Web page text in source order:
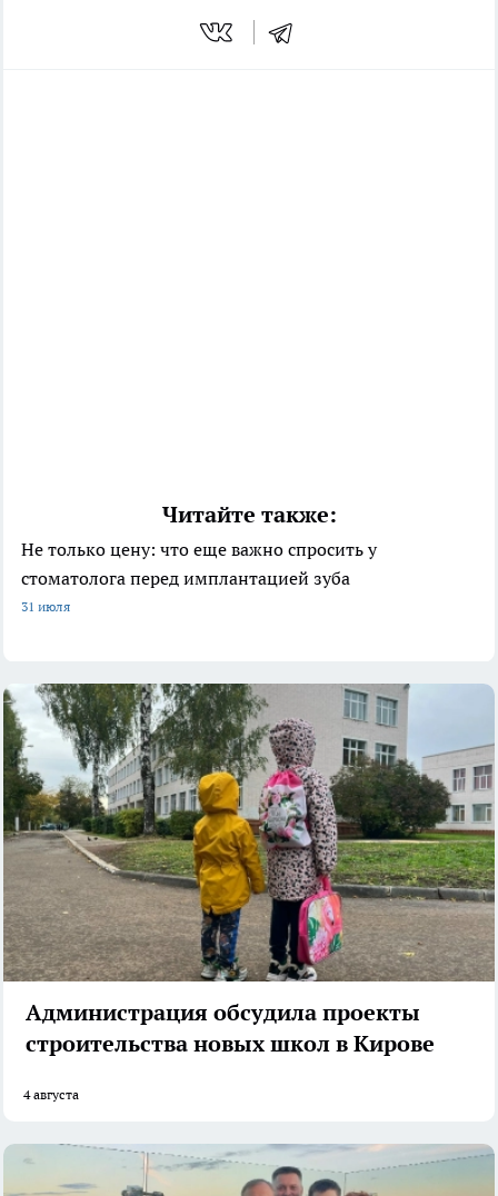
Читайте также:
Не только цену: что еще важно спросить у
стоматолога перед имплантацией зуба
31 июля
Администрация обсудила проекты
строительства новых школ в Кирове
4 августа